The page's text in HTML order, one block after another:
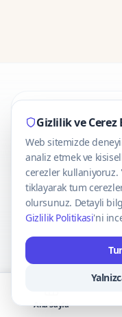
© 2025
Gizlilik ve
Web sitemizde
analiz etmek ve
cerezler kullaniyoruz.
tiklayarak tum
olursunuz. Detayli
Gizlilik Politikasi'ni
Ana Sayfa